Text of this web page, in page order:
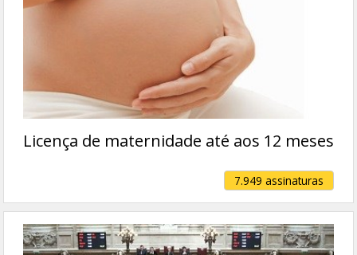
Licença de maternidade até aos 12 meses
7.949 assinaturas